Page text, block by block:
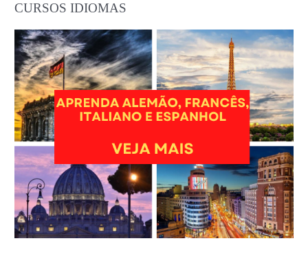
CURSOS IDIOMAS